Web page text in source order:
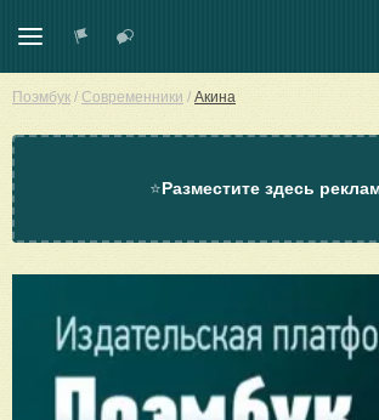
Поэмбук / Современники / Акина
⭐Разместите здесь